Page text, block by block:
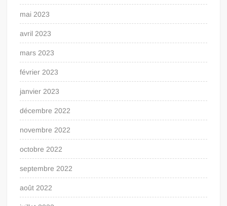
mai 2023
avril 2023
mars 2023
février 2023
janvier 2023
décembre 2022
novembre 2022
octobre 2022
septembre 2022
août 2022